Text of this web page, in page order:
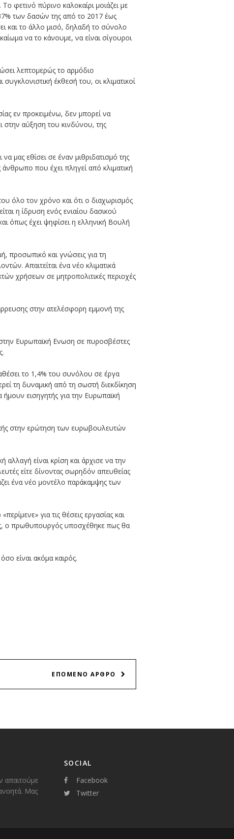
πύρινο καλοκαίρι μοιάζει με
των δασών της από το 2017 έως
και το άλλο μισό, δηλαδή το σύνολο
να το κάνουμε, να είναι σίγουροι
λεπτομερώς το αρμόδιο
έκθεσή του, οι κλιματικοί
εν προκειμένω, δεν μπορεί να
στην αύξηση του κινδύνου, της
μας εθίσει σε έναν μιθριδατισμό της
που έχει πληγεί από κλιματική
όλο τον χρόνο και ότι ο διαχωρισμός
η ίδρυση ενός ενιαίου δασικού
όπως έχει ψηφίσει η ελληνική Βουλή
προσωπικό και γνώσεις για τη
Απαιτείται ένα νέο κλιματικά
χρήσεων σε μητροπολιτικές περιοχές
στην ατελέσφορη εμμονή της
Ευρωπαϊκή Ενωση σε πυροσβέστες
το 1,4% του συνόλου σε έργα
τη δυναμική από τη σωστή διεκδίκηση
εισηγητής για την Ευρωπαϊκή
στην ερώτηση των ευρωβουλευτών
είναι κρίση και άρχισε να την
είτε δίνοντας σωρηδόν απευθείας
ένα νέο μοντέλο παράκαμψης των
για τις θέσεις εργασίας και
ο πρωθυπουργός υποσχέθηκε πως θα
είναι ακόμα καιρός.
ΕΠΟΜΕΝΟ ΑΡΘΡΟ
απαιτούμε
Μας
SOCIAL
Facebook
Twitter